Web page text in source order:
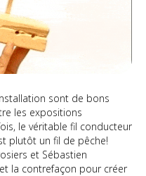
sont de bons
les expositions
le véritable fil conducteur
plutôt un fil de pêche!
et Sébastien
la contrefaçon pour créer